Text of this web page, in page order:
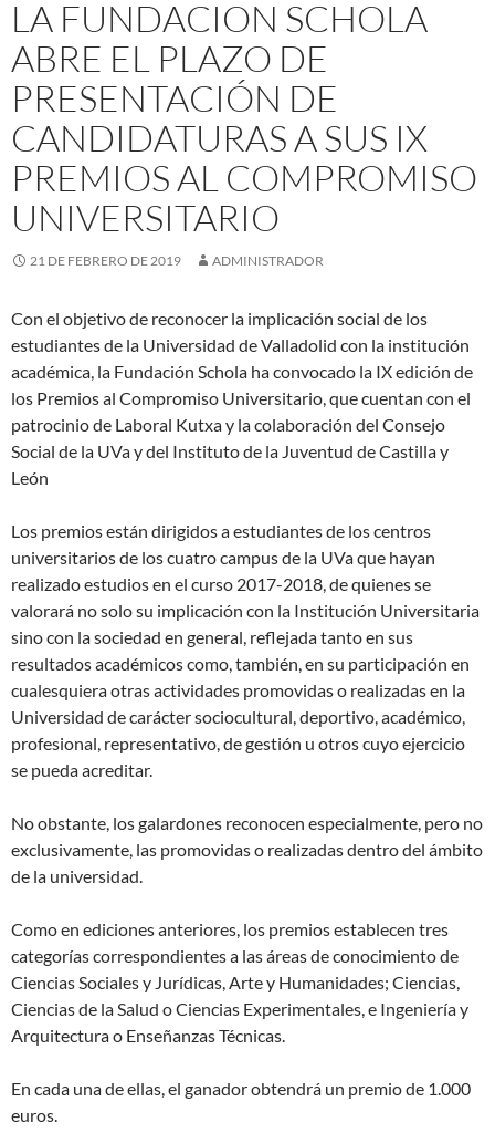
LA FUNDACION SCHOLA
ABRE EL PLAZO DE
PRESENTACIÓN DE
CANDIDATURAS A SUS IX
PREMIOS AL COMPROMISO
UNIVERSITARIO
21 DE FEBRERO DE 2019 ADMINISTRADOR
Con el objetivo de reconocer la implicación social de los
estudiantes de la Universidad de Valladolid con la institución
académica, la Fundación Schola ha convocado la IX edición de
los Premios al Compromiso Universitario, que cuentan con el
patrocinio de Laboral Kutxa y la colaboración del Consejo
Social de la UVa y del Instituto de la Juventud de Castilla y
León
Los premios están dirigidos a estudiantes de los centros
universitarios de los cuatro campus de la UVa que hayan
realizado estudios en el curso 2017-2018, de quienes se
valorará no solo su implicación con la Institución Universitaria
sino con la sociedad en general, reflejada tanto en sus
resultados académicos como, también, en su participación en
cualesquiera otras actividades promovidas o realizadas en la
Universidad de carácter sociocultural, deportivo, académico,
profesional, representativo, de gestión u otros cuyo ejercicio
se pueda acreditar.
No obstante, los galardones reconocen especialmente, pero no
exclusivamente, las promovidas o realizadas dentro del ámbito
de la universidad.
Como en ediciones anteriores, los premios establecen tres
categorías correspondientes a las áreas de conocimiento de
Ciencias Sociales y Jurídicas, Arte y Humanidades; Ciencias,
Ciencias de la Salud o Ciencias Experimentales, e Ingeniería y
Arquitectura o Enseñanzas Técnicas.
En cada una de ellas, el ganador obtendrá un premio de 1.000
euros.